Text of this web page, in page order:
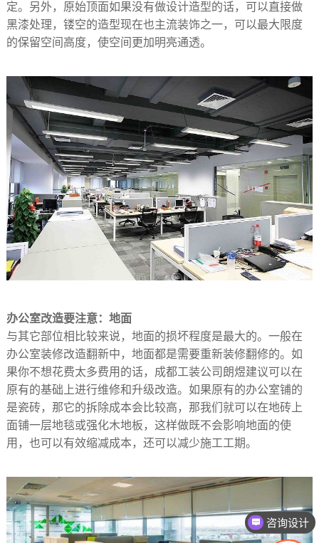
定。另外，原始顶面如果没有做设计造型的话，可以直接做
黑漆处理，镂空的造型现在也主流装饰之一，可以最大限度
的保留空间高度，使空间更加明亮通透。
办公室改造要注意：地面
与其它部位相比较来说，地面的损坏程度是最大的。一般在
办公室装修改造翻新中，地面都是需要重新装修翻修的。如
果你不想花费太多费用的话，成都工装公司朗煜建议可以在
原有的基础上进行维修和升级改造。如果原有的办公室铺的
是瓷砖，那它的拆除成本会比较高，那我们就可以在地砖上
面铺一层地毯或强化木地板，这样做既不会影响地面的使
用，也可以有效缩减成本，还可以减少施工工期。
咨询设计
咨询报价